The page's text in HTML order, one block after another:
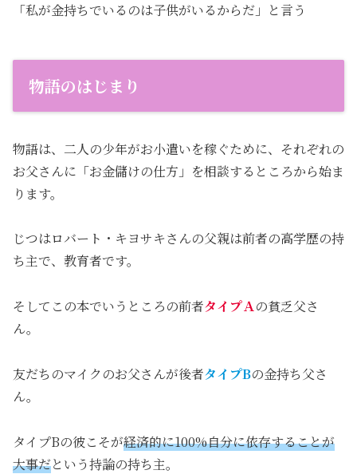
「私が金持ちでいるのは子供がいるからだ」と言う
物語のはじまり
物語は、二人の少年がお小遣いを稼ぐために、それぞれの
お父さんに「お金儲けの仕方」を相談するところから始ま
ります。
じつはロバート・キヨサキさんの父親は前者の高学歴の持
ち主で、教育者です。
そしてこの本でいうところの前者タイプＡの貧乏父さ
ん。
友だちのマイクのお父さんが後者タイプBの金持ち父さ
ん。
タイプBの彼こそが経済的に100%自分に依存することが
大事だという持論の持ち主。